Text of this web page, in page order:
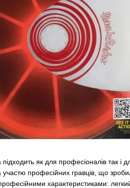
як для професіоналів так і
професійних гравців, що
характеристиками: